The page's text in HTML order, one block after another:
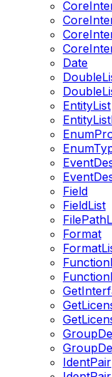
Date
EntityList
Field
FieldList
Format
IdentPair